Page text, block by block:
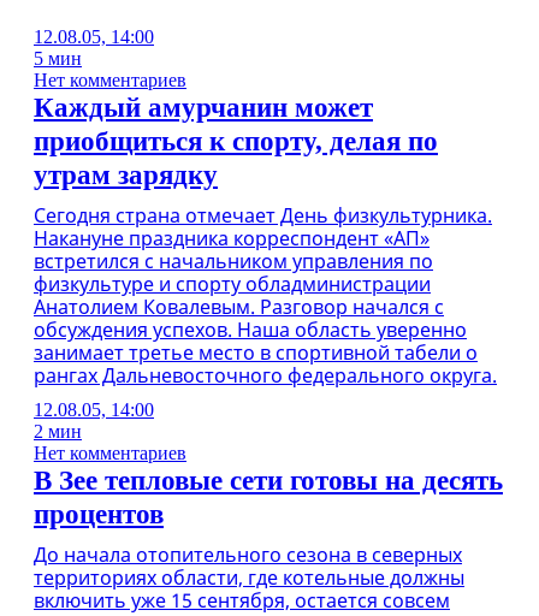
12.08.05, 14:00
5 мин
Нет комментариев
Каждый амурчанин может
приобщиться к спорту, делая по
утрам зарядку
Сегодня страна отмечает День физкультурника.
Накануне праздника корреспондент «АП»
встретился с начальником управления по
физкультуре и спорту обладминистрации
Анатолием Ковалевым. Разговор начался с
обсуждения успехов. Наша область уверенно
занимает третье место в спортивной табели о
рангах Дальневосточного федерального округа.
12.08.05, 14:00
2 мин
Нет комментариев
В Зее тепловые сети готовы на десять
процентов
До начала отопительного сезона в северных
территориях области, где котельные должны
включить уже 15 сентября, остается совсем